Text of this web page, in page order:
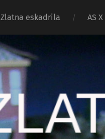
Zlatna eskadrila AS X